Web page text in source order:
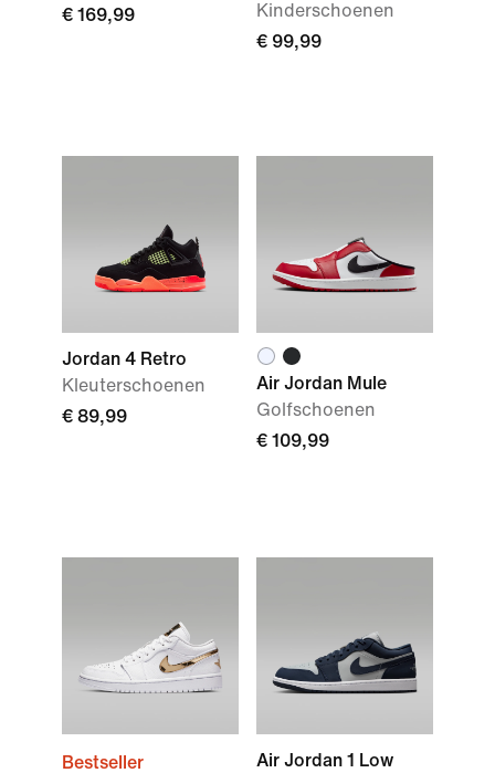
€ 169,99
Kinderschoenen
€ 99,99
Jordan 4 Retro
Kleuterschoenen
€ 89,99
Air Jordan Mule
Golfschoenen
€ 109,99
Bestseller
Air Jordan 1 Low